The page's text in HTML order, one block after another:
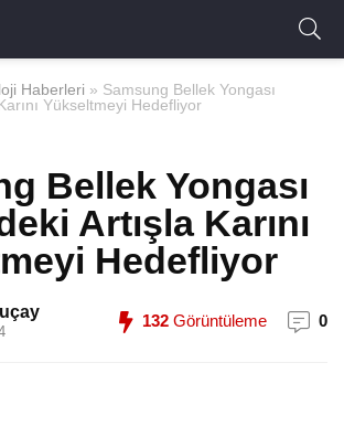
Haberleri » Samsung Bellek Yongası
Yükseltmeyi Hedefliyor
Bellek Yongası
Artışla Karını
Hedefliyor
132 Görüntüleme 0